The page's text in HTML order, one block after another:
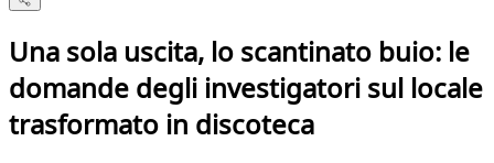
Una sola uscita, lo scantinato buio: le
domande degli investigatori sul locale
trasformato in discoteca